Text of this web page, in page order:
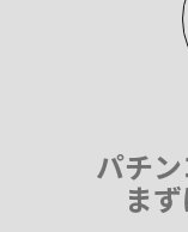
パチン
ま